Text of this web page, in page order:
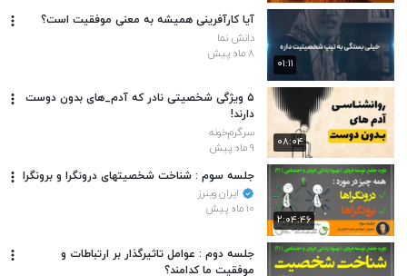
۰۱:۱۱
آیا کارآفرینی همیشه به معنی موفقیت است؟
دانش نما
۸ ماه پیش
۰۸:۰۴
۵ ویژگی شخصیتی نادر که آدم_های بدون دوست
دارند!
سرگرم‌خونه
۹ ماه پیش
۲:۰۴:۴۶
جلسه سوم : شناخت شخصیتهای درونگرا و برونگرا
ایران وینرز
۱۰ ماه پیش
جلسه دوم : عوامل تاثیرگذار بر ارتباطات و
موفقیت ما کدامند؟